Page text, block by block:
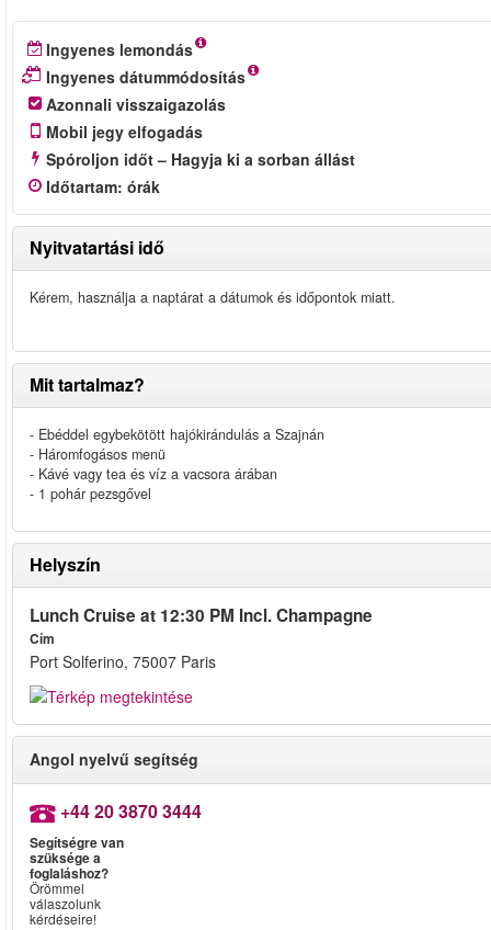
Ingyenes lemondás
Ingyenes dátummódosítás
Azonnali visszaigazolás
Mobil jegy elfogadás
Spóroljon időt – Hagyja ki a sorban állást
Időtartam: órák
Nyitvatartási idő
Kérem, használja a naptárat a dátumok és időpontok miatt.
Mit tartalmaz?
- Ebéddel egybekötött hajókirándulás a Szajnán
- Háromfogásos menü
- Kávé vagy tea és víz a vacsora árában
- 1 pohár pezsgővel
Helyszín
Lunch Cruise at 12:30 PM Incl. Champagne
Cím
Port Solferino, 75007 Paris
Angol nyelvű segítség
+44 20 3870 3444
Segítségre van
szüksége a
foglaláshoz?
Örömmel
válaszolunk
kérdéseire!